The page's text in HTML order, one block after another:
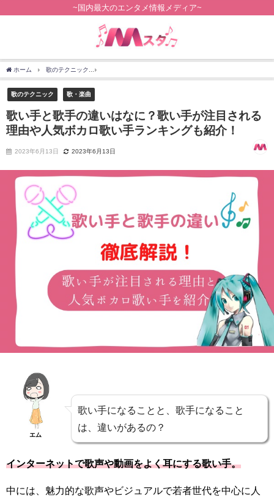
~国内最大のエンタメ情報メディア~
ホーム 歌のテクニック
歌のテクニック 歌・楽曲
歌い手と歌手の違いはなに？歌い手が注目される
理由や人気ボカロ歌い手ランキングも紹介！
2023年6月13日 2023年6月13日
エム
歌い手になることと、歌手になること
は、違いがあるの？
インターネットで歌声や動画をよく耳にする歌い手。
中には、魅力的な歌声やビジュアルで若者世代を中心に人